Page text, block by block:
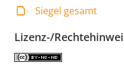
Siegel gesamt
Lizenz-/